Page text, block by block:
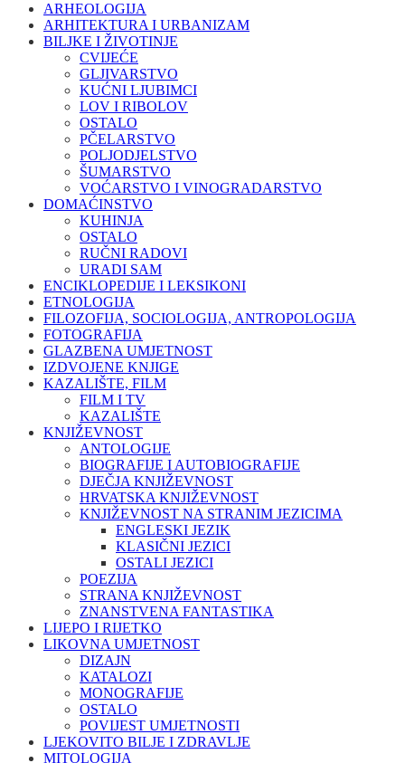
ARHEOLOGIJA
ARHITEKTURA I URBANIZAM
BILJKE I ŽIVOTINJE
CVIJEĆE
GLJIVARSTVO
KUĆNI LJUBIMCI
LOV I RIBOLOV
OSTALO
PČELARSTVO
POLJODJELSTVO
ŠUMARSTVO
VOĆARSTVO I VINOGRADARSTVO
DOMAĆINSTVO
KUHINJA
OSTALO
RUČNI RADOVI
URADI SAM
ENCIKLOPEDIJE I LEKSIKONI
ETNOLOGIJA
FILOZOFIJA, SOCIOLOGIJA, ANTROPOLOGIJA
FOTOGRAFIJA
GLAZBENA UMJETNOST
IZDVOJENE KNJIGE
KAZALIŠTE, FILM
FILM I TV
KAZALIŠTE
KNJIŽEVNOST
ANTOLOGIJE
BIOGRAFIJE I AUTOBIOGRAFIJE
DJEČJA KNJIŽEVNOST
HRVATSKA KNJIŽEVNOST
KNJIŽEVNOST NA STRANIM JEZICIMA
ENGLESKI JEZIK
KLASIČNI JEZICI
OSTALI JEZICI
POEZIJA
STRANA KNJIŽEVNOST
ZNANSTVENA FANTASTIKA
LIJEPO I RIJETKO
LIKOVNA UMJETNOST
DIZAJN
KATALOZI
MONOGRAFIJE
OSTALO
POVIJEST UMJETNOSTI
LJEKOVITO BILJE I ZDRAVLJE
MITOLOGIJA